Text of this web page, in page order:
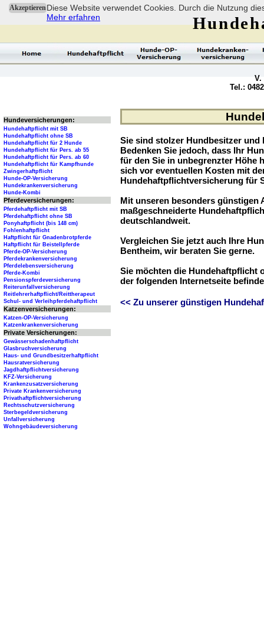
AkzeptierenDiese Website verwendet Cookies. Durch die Nutzung
Mehr erfahren
Sie sind stolzer Hundbesitzer und
Bedenken Sie jedoch, dass Ihr
für den Sie in unbegrenzter Höhe
sich vor eventuellen Kosten mit
Hundehaftpflichtversicherung für
Mit unseren besonders günstigen
maßgeschneiderte
deutschlandweit.
Vergleichen Sie jetzt auch Ihre
Bentheim, wir beraten Sie gerne.
Sie möchten die Hundehaftpflicht
der folgenden Internetseite
<< Zu unserer günstigen
V.
Tel.:
Hundeversicherungen:
Hundehaftpflicht mit SB
Hundehaftpflicht ohne SB
Hundehaftpflicht für 2 Hunde
Hundehaftpflicht für Pers. ab 55
Hundehaftpflicht für Pers. ab 60
Hundehaftpflicht für Kampfhunde
Zwingerhaftpflicht
Hunde-OP-Versicherung
Hundekrankenversicherung
Hunde-Kombi
Pferdeversicherungen:
Pferdehaftpflicht mit SB
Pferdehaftpflicht ohne SB
Ponyhaftpflicht (bis 148 cm)
Fohlenhaftpflicht
Haftpflicht für Gnadenbrotpferde
Haftpflicht für Beistellpferde
Pferde-OP-Versicherung
Pferdekrankenversicherung
Pferdelebensversicherung
Pferde-Kombi
Pensionspferdeversicherung
Reiterunfallversicherung
Reitlehrerhaftpflicht/Reittherapeut
Schul- und Verleihpferdehaftpflicht
Katzenversicherungen:
Katzen-OP-Versicherung
Katzenkrankenversicherung
Private Versicherungen:
Gewässerschadenhaftpflicht
Glasbruchversicherung
Haus- und Grundbesitzerhaftpflicht
Hausratversicherung
Jagdhaftpflichtversicherung
KFZ-Versicherung
Krankenzusatzversicherung
Private Krankenversicherung
Privathaftpflichtversicherung
Rechtsschutzversicherung
Sterbegeldversicherung
Unfallversicherung
Wohngebäudeversicherung